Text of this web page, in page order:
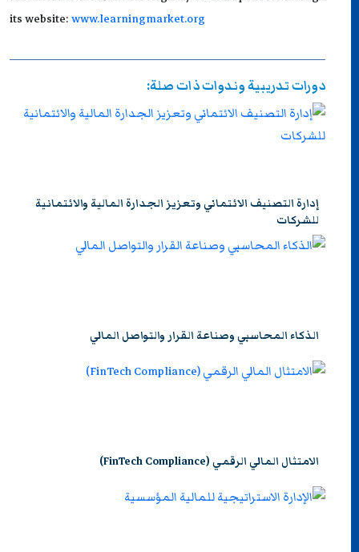
its website:www.learningmarket.org
دورات تدريبية وندوات ذات صلة:
إدارة التصنيف الائتماني وتعزيز الجدارة المالية والائتمانية
للشركات
الذكاء المحاسبي وصناعة القرار والتواصل المالي
الامتثال المالي الرقمي (FinTech Compliance)